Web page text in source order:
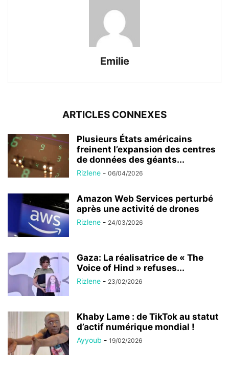
Emilie
ARTICLES CONNEXES
Plusieurs États américains
freinent l’expansion des centres
de données des géants...
Rizlene - 06/04/2026
Amazon Web Services perturbé
après une activité de drones
Rizlene - 24/03/2026
Gaza: La réalisatrice de « The
Voice of Hind » refuses...
Rizlene - 23/02/2026
Khaby Lame : de TikTok au statut
d’actif numérique mondial !
Ayyoub - 19/02/2026